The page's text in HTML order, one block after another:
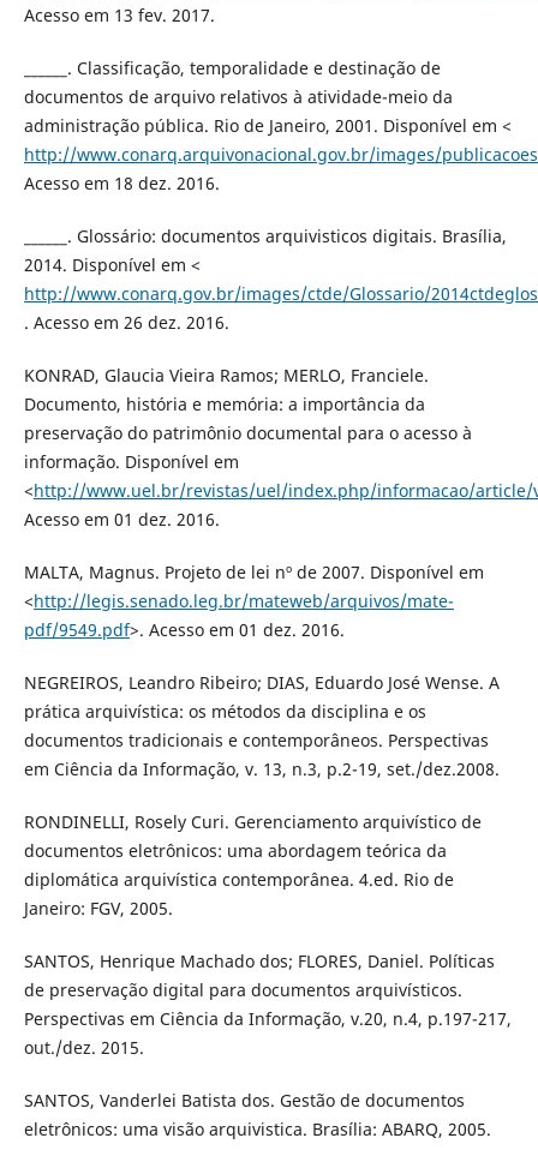
Acesso em 13 fev. 2017.
______. Classificação, temporalidade e destinação de
documentos de arquivo relativos à atividade-meio da
administração pública. Rio de Janeiro, 2001. Disponível em <
http://www.conarq.arquivonacional.gov.br/images/
Acesso em 18 dez. 2016.
______. Glossário: documentos arquivisticos digitais. Brasília,
2014. Disponível em <
http://www.conarq.gov.br/images/ctde/Glossario/
. Acesso em 26 dez. 2016.
KONRAD, Glaucia Vieira Ramos; MERLO, Franciele.
Documento, história e memória: a importância da
preservação do patrimônio documental para o acesso à
informação. Disponível em
<http://www.uel.br/revistas/uel/index.php/informacao/article/
Acesso em 01 dez. 2016.
MALTA, Magnus. Projeto de lei nº de 2007. Disponível em
<http://legis.senado.leg.br/mateweb/arquivos/mate-
pdf/9549.pdf>. Acesso em 01 dez. 2016.
NEGREIROS, Leandro Ribeiro; DIAS, Eduardo José Wense. A
prática arquivística: os métodos da disciplina e os
documentos tradicionais e contemporâneos. Perspectivas
em Ciência da Informação, v. 13, n.3, p.2-19, set./dez.2008.
RONDINELLI, Rosely Curi. Gerenciamento arquivístico de
documentos eletrônicos: uma abordagem teórica da
diplomática arquivística contemporânea. 4.ed. Rio de
Janeiro: FGV, 2005.
SANTOS, Henrique Machado dos; FLORES, Daniel. Políticas
de preservação digital para documentos arquivísticos.
Perspectivas em Ciência da Informação, v.20, n.4, p.197-217,
out./dez. 2015.
SANTOS, Vanderlei Batista dos. Gestão de documentos
eletrônicos: uma visão arquivistica. Brasília: ABARQ, 2005.